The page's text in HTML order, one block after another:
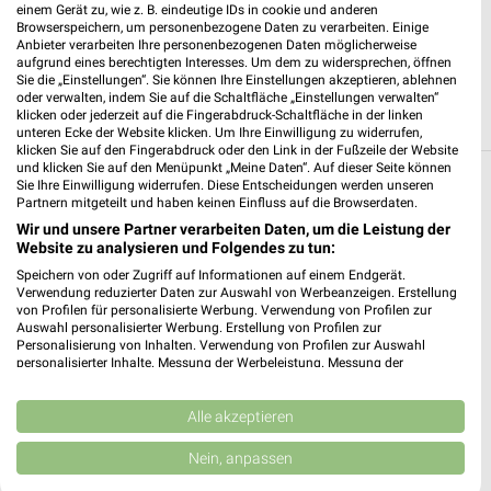
JETZT LADEN UND SPAREN!
Weitere Fressnapf Geschäfte mit Angeboten
in und um Mühlhausen (Thüringen)
5 Geschäfte und Orte
Fressnapf Angebote in Bad Langensalza
Bad Langensalza, Deutschland
245,81 km
Fressnapf Angebote in Eisenach
einem Gerät zu, wie z. B. eindeutige IDs in cookie und anderen
Browserspeichern, um personenbezogene Daten zu verarbeiten. Einige
Anbieter verarbeiten Ihre personenbezogenen Daten möglicherweise
aufgrund eines berechtigten Interesses. Um dem zu widersprechen, öffnen
Sie die „Einstellungen“. Sie können Ihre Einstellungen akzeptieren, ablehnen
oder verwalten, indem Sie auf die Schaltfläche „Einstellungen verwalten“
klicken oder jederzeit auf die Fingerabdruck-Schaltfläche in der linken
unteren Ecke der Website klicken. Um Ihre Einwilligung zu widerrufen,
klicken Sie auf den Fingerabdruck oder den Link in der Fußzeile der Website
und klicken Sie auf den Menüpunkt „Meine Daten“. Auf dieser Seite können
Sie Ihre Einwilligung widerrufen. Diese Entscheidungen werden unseren
Partnern mitgeteilt und haben keinen Einfluss auf die Browserdaten.
Wir und unsere Partner verarbeiten Daten, um die Leistung der
Website zu analysieren und Folgendes zu tun:
Speichern von oder Zugriff auf Informationen auf einem Endgerät.
Verwendung reduzierter Daten zur Auswahl von Werbeanzeigen. Erstellung
von Profilen für personalisierte Werbung. Verwendung von Profilen zur
Auswahl personalisierter Werbung. Erstellung von Profilen zur
Personalisierung von Inhalten. Verwendung von Profilen zur Auswahl
personalisierter Inhalte. Messung der Werbeleistung. Messung der
Kombinationen von Daten aus verschiedenen Quellen. Entwicklung und
Verbesserung der Angebote. Verwendung reduzierter Daten zur Auswahl
von Inhalten.
Daten können außerhalb der Europäischen Union weitergegeben und in die
USA gesendet werden.
Alle akzeptieren
Nein, anpassen